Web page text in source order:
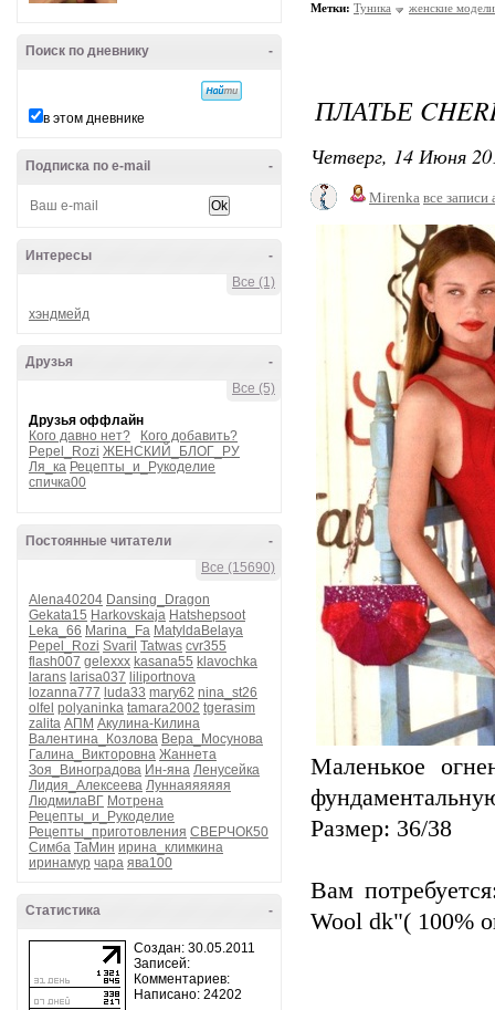
-
Поиск по дневнику
в этом дневнике
-
Подписка по e-mail
-
Интересы
Все (1)
хэндмейд
-
Друзья
Все (5)
Друзья оффлайн
Кого давно нет?
Кого добавить?
Pepel_Rozi ЖЕНСКИЙ_БЛОГ_РУ
Ля_ка Рецепты_и_Рукоделие
спичка00
-
Постоянные читатели
Все (15690)
Alena40204 Dansing_Dragon
Gekata15 Harkovskaja Hatshepsoot
Leka_66 Marina_Fa MatyldaBelaya
Pepel_Rozi Svaril Tatwas cvr355
flash007 gelexxx kasana55 klavochka
larans larisa037 liliportnova
lozanna777 luda33 mary62 nina_st26
olfel polyaninka tamara2002 tgerasim
zalita АПМ Акулина-Килина
Валентина_Козлова Вера_Мосунова
Галина_Викторовна Жаннета
Зоя_Виноградова Ин-яна Ленусейка
Лидия_Алексеева Луннаяяяяяя
ЛюдмилаВГ Мотрена
Рецепты_и_Рукоделие
Рецепты_приготовления СВЕРЧОК50
Симба ТаМин ирина_климкина
иринамур чара ява100
-
Статистика
Создан: 30.05.2011
Записей:
Комментариев:
Написано: 24202
Метки: Туника женские модели
ПЛАТЬЕ
Четверг, 14 Июня
Mirenka все записи
Маленькое
Размер: 36/38
Вам
Wool dk"( 100%